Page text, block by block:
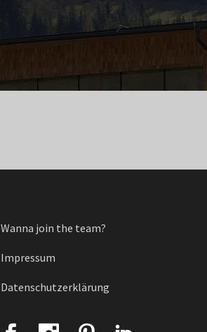
Wanna join the team?
Impressum
Datenschutzerklärung